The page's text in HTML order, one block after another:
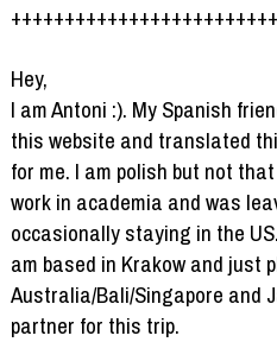
Hey,
I am Antoni :). My Spanish
this website and translated
for me. I am polish but not
work in academia and was
occasionally staying in the
am based in Krakow and just
Australia/Bali/Singapore and
partner for this trip.